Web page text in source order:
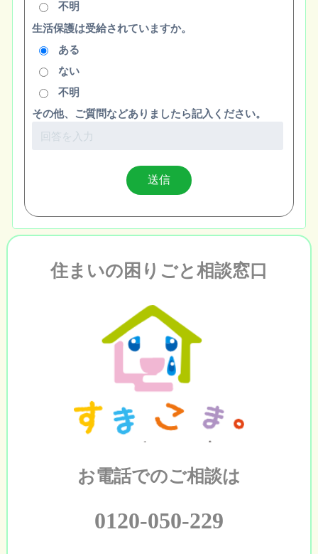
不明
生活保護は受給されていますか。
ある
ない
不明
その他、ご質問などありましたら記入ください。
住まいの困りごと相談窓口
お電話でのご相談は
0120-050-229